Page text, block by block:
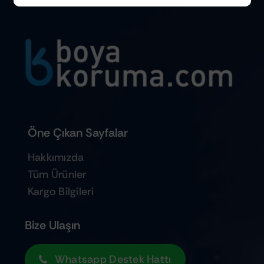
Öne Çıkan Sayfalar
Hakkımızda
Tüm Ürünler
Kargo Bilgileri
Bize Ulaşın
Whatsapp Destek Hattı